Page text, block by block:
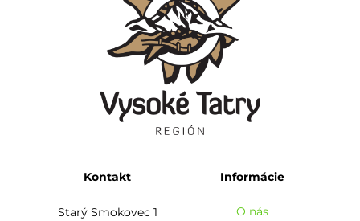
Kontakt
Starý Smokovec 1
Informácie
O nás